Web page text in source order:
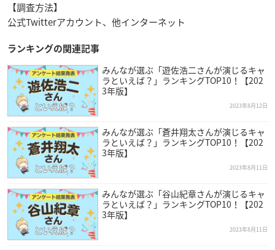
【調査方法】
公式Twitterアカウント、他インターネット
ランキングの関連記事
みんなが選ぶ「遊佐浩二さんが演じるキャ
ラといえば？」ランキングTOP10！【202
3年版】
2023年8月12日
みんなが選ぶ「蒼井翔太さんが演じるキャ
ラといえば？」ランキングTOP10！【202
3年版】
2023年8月11日
みんなが選ぶ「谷山紀章さんが演じるキャ
ラといえば？」ランキングTOP10！【202
3年版】
2023年8月11日